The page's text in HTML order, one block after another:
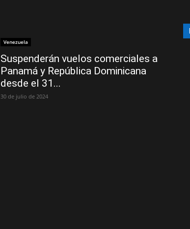
Venezuela
Suspenderán vuelos comerciales a
Panamá y República Dominicana
desde el 31...
30 de julio de 2024